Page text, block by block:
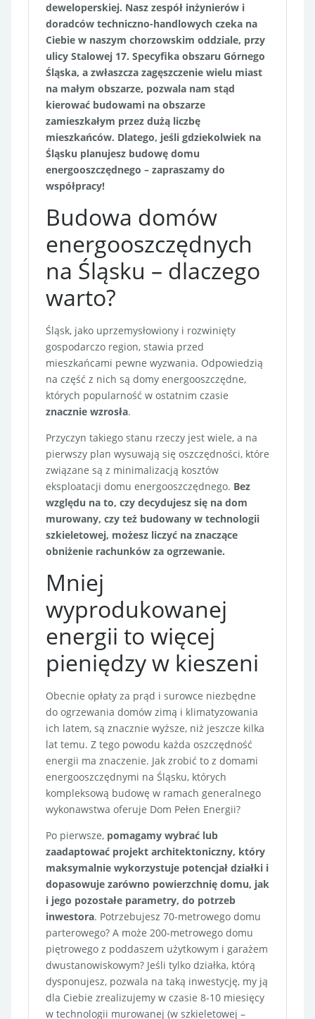
deweloperskiej. Nasz zespół inżynierów i
doradców techniczno-handlowych czeka na
Ciebie w naszym chorzowskim oddziale, przy
ulicy Stalowej 17. Specyfika obszaru Górnego
Śląska, a zwłaszcza zagęszczenie wielu miast
na małym obszarze, pozwala nam stąd
kierować budowami na obszarze
zamieszkałym przez dużą liczbę
mieszkańców. Dlatego, jeśli gdziekolwiek na
Śląsku planujesz budowę domu
energooszczędnego – zapraszamy do
współpracy!
Budowa domów
energooszczędnych
na Śląsku – dlaczego
warto?
Śląsk, jako uprzemysłowiony i rozwinięty
gospodarczo region, stawia przed
mieszkańcami pewne wyzwania. Odpowiedzią
na część z nich są domy energooszczędne,
których popularność w ostatnim czasie
znacznie wzrosła.
Przyczyn takiego stanu rzeczy jest wiele, a na
pierwszy plan wysuwają się oszczędności, które
związane są z minimalizacją kosztów
eksploatacji domu energooszczędnego. Bez
względu na to, czy decydujesz się na dom
murowany, czy też budowany w technologii
szkieletowej, możesz liczyć na znaczące
obniżenie rachunków za ogrzewanie.
Mniej
wyprodukowanej
energii to więcej
pieniędzy w kieszeni
Obecnie opłaty za prąd i surowce niezbędne
do ogrzewania domów zimą i klimatyzowania
ich latem, są znacznie wyższe, niż jeszcze kilka
lat temu. Z tego powodu każda oszczędność
energii ma znaczenie. Jak zrobić to z domami
energooszczędnymi na Śląsku, których
kompleksową budowę w ramach generalnego
wykonawstwa oferuje Dom Pełen Energii?
Po pierwsze, pomagamy wybrać lub
zaadaptować projekt architektoniczny, który
maksymalnie wykorzystuje potencjał działki i
dopasowuje zarówno powierzchnię domu, jak
i jego pozostałe parametry, do potrzeb
inwestora. Potrzebujesz 70-metrowego domu
parterowego? A może 200-metrowego domu
piętrowego z poddaszem użytkowym i garażem
dwustanowiskowym? Jeśli tylko działka, którą
dysponujesz, pozwala na taką inwestycję, my ją
dla Ciebie zrealizujemy w czasie 8-10 miesięcy
w technologii murowanej (w szkieletowej –